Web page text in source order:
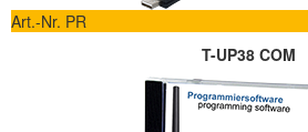
Art.-Nr. PR
T-UP38 COM